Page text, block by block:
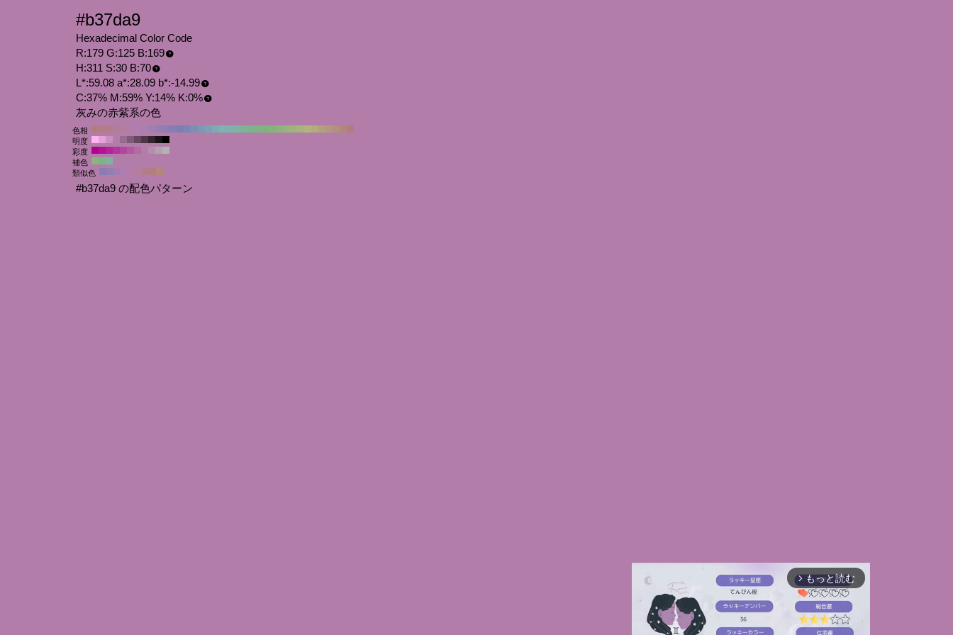
#b37da9
Hexadecimal Color Code
R:179 G:125 B:169
H:311 S:30 B:70
L*:59.08 a*:28.09 b*:-14.99
C:37% M:59% Y:14% K:0%
灰みの赤紫系の色
色相
明度
彩度
補色
類似色
#b37da9 の配色パターン
arrow_forward_ios もっと読む